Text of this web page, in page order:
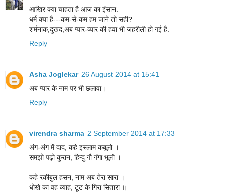
आखिर क्या चाहता है आज का इंसान.
धर्म क्या है---कम-से-कम हम जाने तो सही?
शर्मनाक,दुखद,अब प्यार-व्यार की हवा भी जहरीली हो गई है.
Reply
Asha Joglekar 26 August 2014 at 15:41
अब प्यार के नाम पर भी छलावा।
Reply
virendra sharma 2 September 2014 at 17:33
अंग-अंग में दाद, कहे इस्लाम कबूलो ।
समझो पढ़ो क़ुरान, हिन्दु गौ गंगा भूलो ।
कहे रकीबुल हसन, नाम अब तेरा सारा ।
धोखे का वह व्याह, टूट के गिरा सितारा ॥